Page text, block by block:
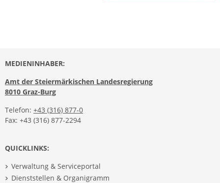
MEDIENINHABER:
Amt der Steiermärkischen Landesregierung
8010 Graz-Burg
Telefon: +43 (316) 877-0
Fax: +43 (316) 877-2294
QUICKLINKS:
Verwaltung & Serviceportal
Dienststellen & Organigramm